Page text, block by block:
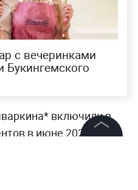
с вечеринками
Букингемского
включили в
в июне 2022 года.